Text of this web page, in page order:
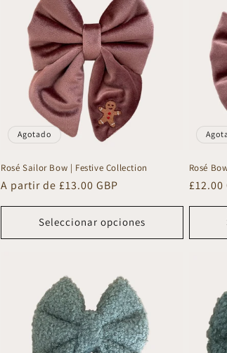
Agotado
Rosé Sailor Bow | Festive Collection
Precio
A partir de £13.00 GBP
Seleccionar opciones
Rosé
Precio
£12.00